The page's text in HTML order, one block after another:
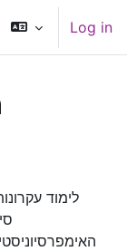
Log in
לימוד